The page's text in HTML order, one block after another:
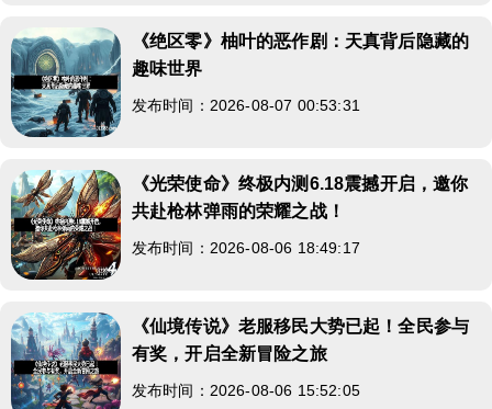
《绝区零》柚叶的恶作剧：天真背后隐藏的
趣味世界
发布时间：2026-08-07 00:53:31
《光荣使命》终极内测6.18震撼开启，邀你
共赴枪林弹雨的荣耀之战！
发布时间：2026-08-06 18:49:17
《仙境传说》老服移民大势已起！全民参与
有奖，开启全新冒险之旅
发布时间：2026-08-06 15:52:05